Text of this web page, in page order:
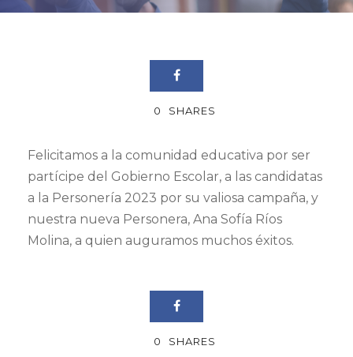
0 SHARES
Felicitamos a la comunidad educativa por ser
partícipe del Gobierno Escolar, a las candidatas
a la Personería 2023 por su valiosa campaña, y
nuestra nueva Personera, Ana Sofía Ríos
Molina, a quien auguramos muchos éxitos.
0 SHARES